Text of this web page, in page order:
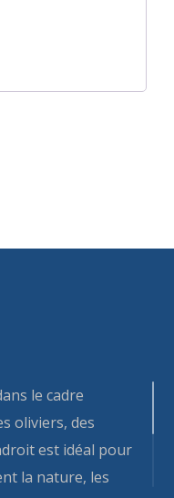
le cadre
oliviers, des
est idéal pour
la nature, les